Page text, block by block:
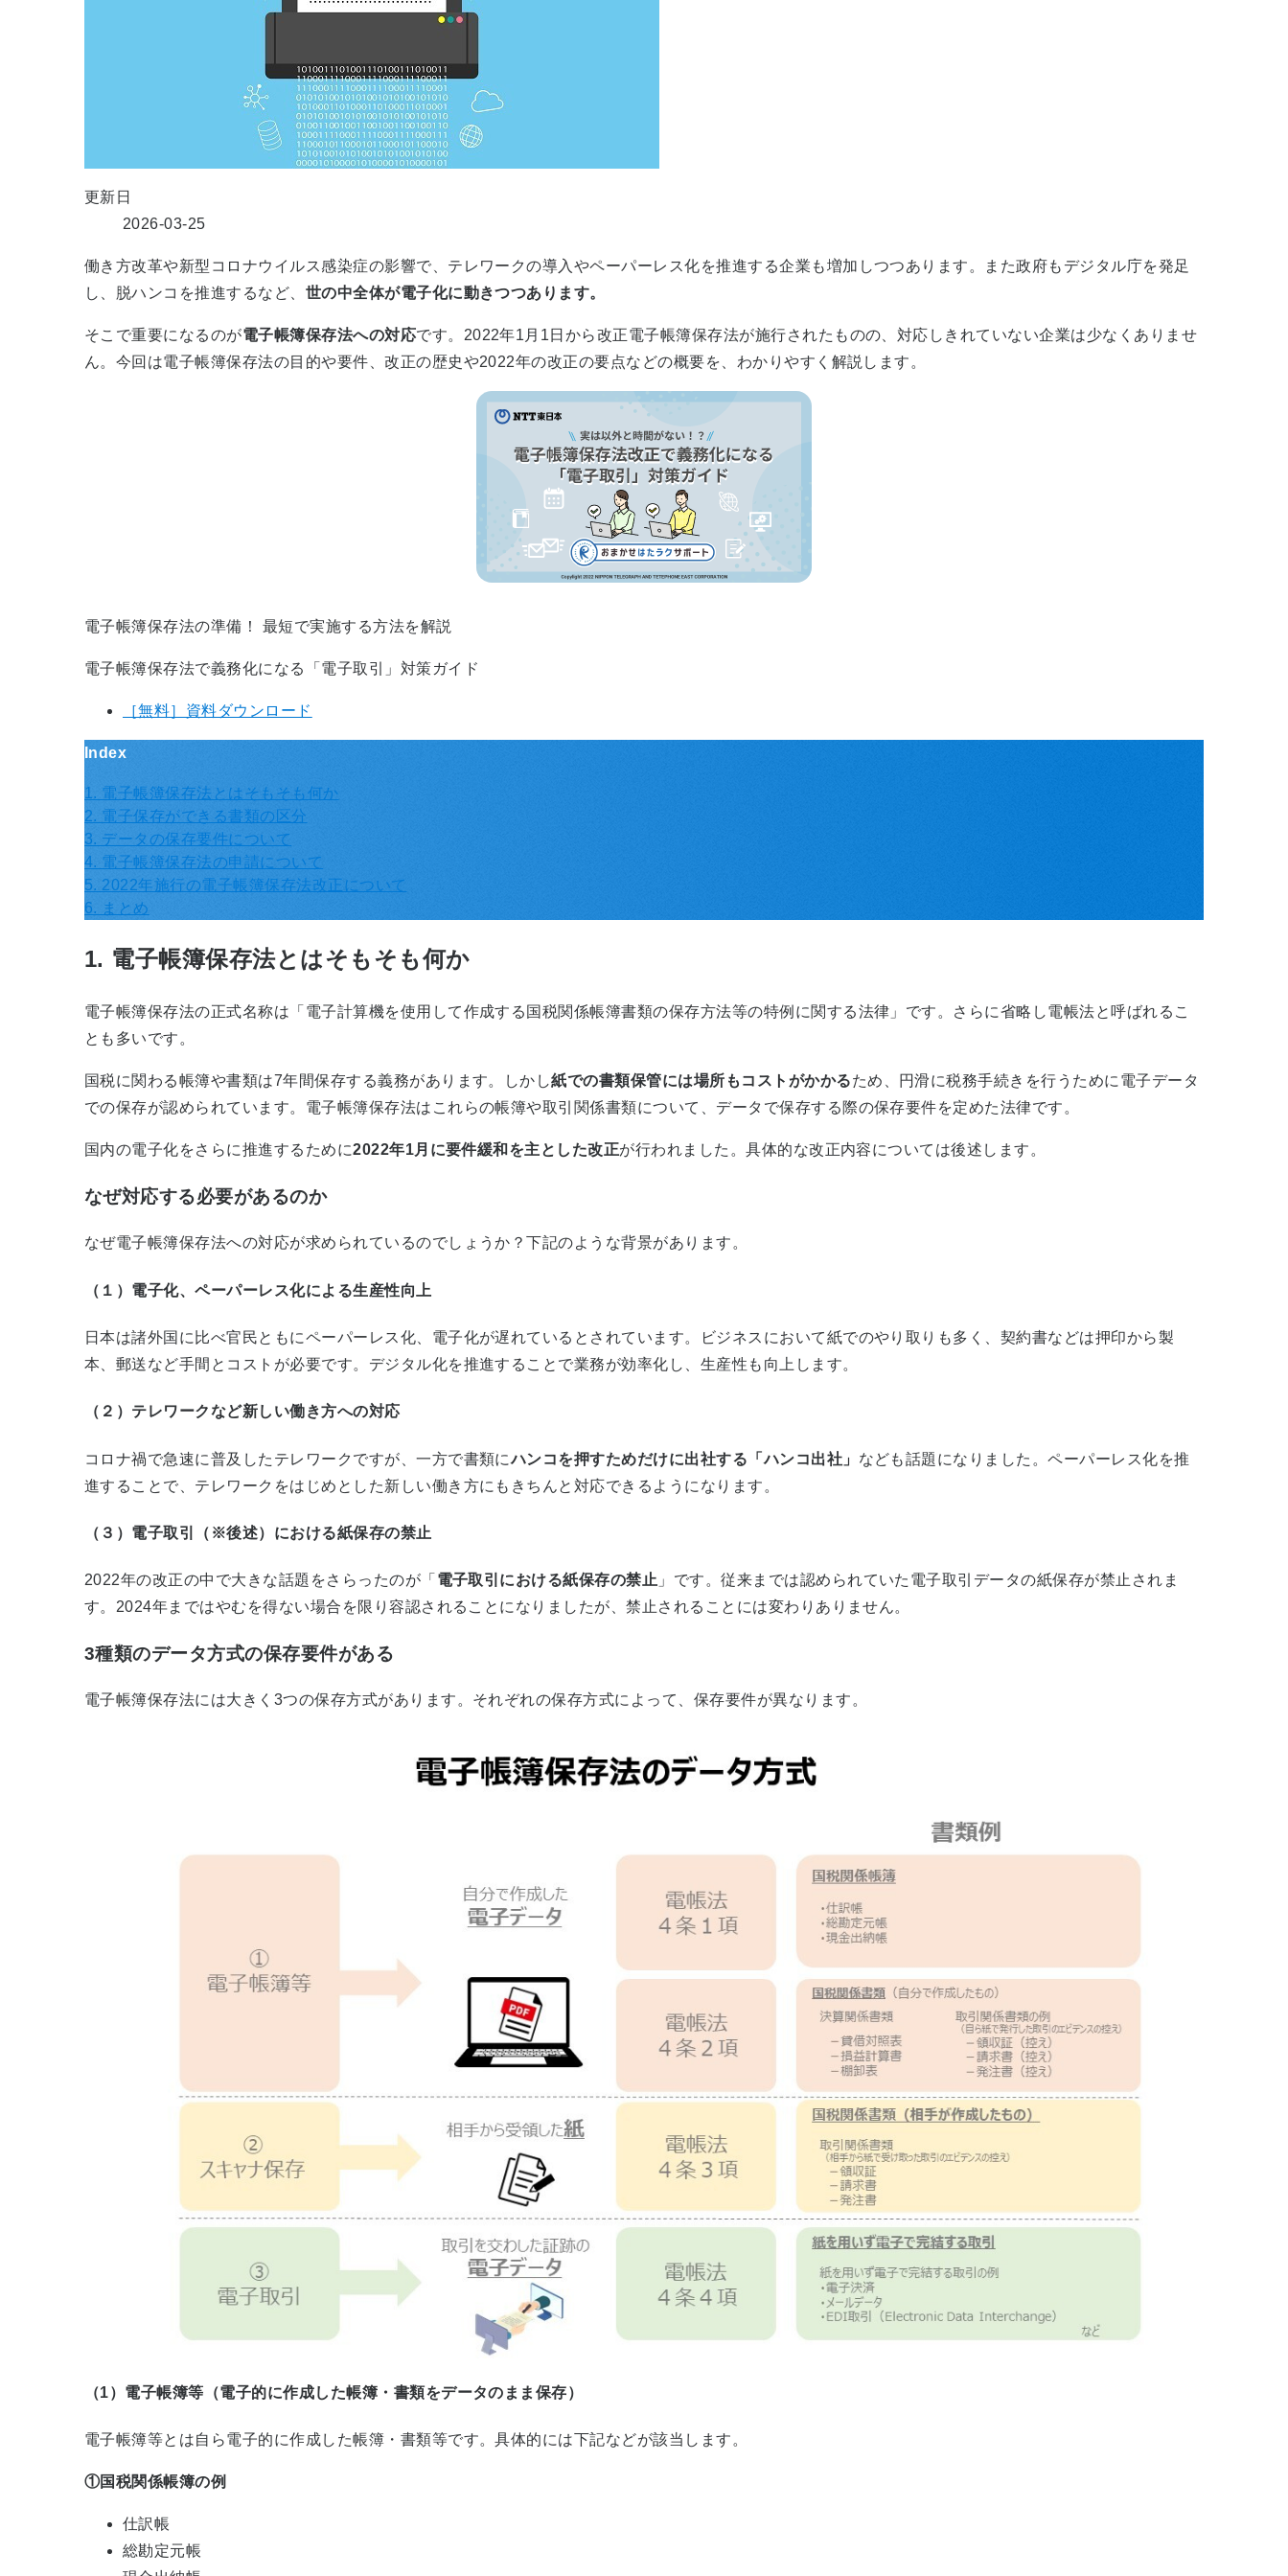
更新日
2026-03-25
働き方改革や新型コロナウイルス感染症の影響で、テレワークの導入やペーパーレス化を推進する企業も増加しつつあります。また政府もデジタル庁を発足
し、脱ハンコを推進するなど、 世の中全体が電子化に動きつつあります。
そこで重要になるのが電子帳簿保存法への対応です。 2022年1 月 1 日から改正電子帳簿保存法が施行されたものの、対応しきれていない企業は少なくありませ
ん。今回は電子帳簿保存法の目的や要件、改正の歴史や2022年の改正の要点などの概要を、わかりやすく解説します。
電子帳簿保存法の準備！ 最短で実施する方法を解説
電子帳簿保存法で義務化になる「電子取引」対策ガイド
［無料］資料ダウンロード
Index
1. 電子帳簿保存法とはそもそも何か
2. 電子保存ができる書類の区分
3. データの保存要件について
4. 電子帳簿保存法の申請について
5. 2022年施行の電子帳簿保存法改正について
6. まとめ
1. 電子帳簿保存法とはそもそも何か
電子帳簿保存法の正式名称は「電子計算機を使用して作成する国税関係帳簿書類の保存方法等の特例に関する法律」です。さらに省略し電帳法と呼ばれるこ
とも多いです。
国税に関わる帳簿や書類は7年間保存する義務があります。しかし紙での書類保管には場所もコストがかかるため、円滑に税務手続きを行うために電子データ
での保存が認められています。電子帳簿保存法はこれらの帳簿や取引関係書類について、データで保存する際の保存要件を定めた法律です。
国内の電子化をさらに推進するために2022年1月に要件緩和を主とした改正が行われました。具体的な改正内容については後述します。
なぜ対応する必要があるのか
なぜ電子帳簿保存法への対応が求められているのでしょうか？下記のような背景があります。
（１）電子化、ペーパーレス化による生産性向上
日本は諸外国に比べ官民ともにペーパーレス化、電子化が遅れているとされています。ビジネスにおいて紙でのやり取りも多く、契約書などは押印から製
本、郵送など手間とコストが必要です。デジタル化を推進することで業務が効率化し、生産性も向上します。
（２）テレワークなど新しい働き方への対応
コロナ禍で急速に普及したテレワークですが、一方で書類にハンコを押すためだけに出社する「ハンコ出社」 なども話題になりました。ペーパーレス化を推
進することで、テレワークをはじめとした新しい働き方にもきちんと対応できるようになります。
（３）電子取引（※後述）における紙保存の禁止
2022年の改正の中で大きな話題をさらったのが「 電子取引における紙保存の禁止 」です。従来までは認められていた電子取引データの紙保存が禁止されま
す。2024年まではやむを得ない場合を限り容認されることになりましたが、禁止されることには変わりありません。
3種類のデータ方式の保存要件がある
電子帳簿保存法には大きく3つの保存方式があります。それぞれの保存方式によって、保存要件が異なります。
（1）電子帳簿等（電子的に作成した帳簿・書類をデータのまま保存）
電子帳簿等とは自ら電子的に作成した帳簿・書類等です。具体的には下記などが該当します。
①国税関係帳簿の例
仕訳帳
総勘定元帳